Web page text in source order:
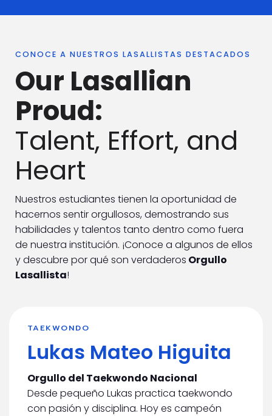
CONOCE A NUESTROS LASALLISTAS DESTACADOS
Our Lasallian
Proud:
Talent, Effort, and
Heart
Nuestros estudiantes tienen la oportunidad de
hacernos sentir orgullosos, demostrando sus
habilidades y talentos tanto dentro como fuera
de nuestra institución. ¡Conoce a algunos de ellos
y descubre por qué son verdaderos Orgullo
Lasallista!
TAEKWONDO
Lukas Mateo Higuita
Orgullo del Taekwondo Nacional
Desde pequeño Lukas practica taekwondo
con pasión y disciplina. Hoy es campeón